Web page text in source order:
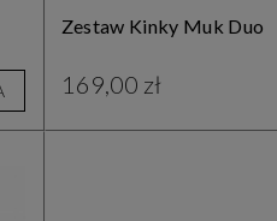
Zestaw Kinky Muk Duo
169,00 zł